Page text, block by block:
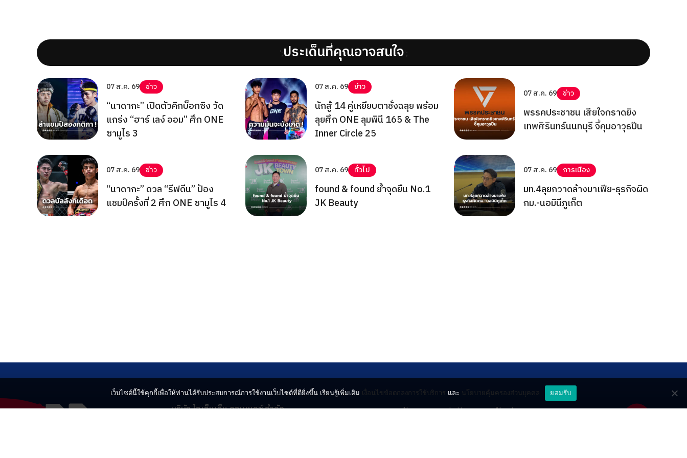
';ประเด็นที่คุณอาจสนใจ';
07 ส.ค. 69 ข่าว
“นาดากะ” เปิดตัวคิกบ็อกซิง วัด
แกร่ง “ฮาร์ เลง์ ออม” ศึก ONE
ซามูไร 3
07 ส.ค. 69 ข่าว
นักสู้ 14 คู่เหยียบตาชั่งฉลุย พร้อม
ลุยศึก ONE ลุมพินี 165 & The
Inner Circle 25
07 ส.ค. 69 ข่าว
พรรคประชาชน เสียใจกราดยิง
เทพศิรินทร์นนทบุรี จี้คุมอาวุธปืน
07 ส.ค. 69 ข่าว
“นาดากะ” ดวล “รีฟดีน” ป้อง
แชมป์ครั้งที่ 2 ศึก ONE ซามูไร 4
07 ส.ค. 69 ทั่วไป
found & found ย้ำจุดยืน No.1
JK Beauty
07 ส.ค. 69 การเมือง
มท.4ลุยกวาดล้างมาเฟีย-ธุรกิจผิด
กม.-นอมินีภูเก็ต
บริษัท ไอเอ็นเอ็น คอนเนกซ์ จำกัด
News
Lottery
About
เว็บไซต์นี้ใช้คุกกี้เพื่อให้ท่านได้รับประสบการณ์การใช้งานเว็บไซต์ที่ดียิ่งขึ้น เรียนรู้เพิ่มเติม เงื่อนไขข้อตกลงการใช้บริการ และ นโยบายคุ้มครองส่วนบุคคล ยอมรับ